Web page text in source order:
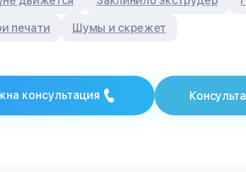
печати Шумы и скрежет
консультация